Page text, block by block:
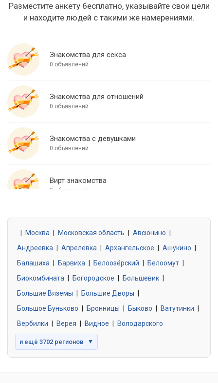
Разместите анкету бесплатно, указывайте свои цели
и находите людей с такими же намерениями.
Знакомства для секса
0 объявлений
Знакомства для отношений
0 объявлений
Знакомства с девушками
0 объявлений
Вирт знакомства
0 объявлений
0 объявлений
Знакомства без обязательств
0 объявлений
Москва Московская область Авсюнино
Андреевка
Апрелевка Архангельское Ашукино
Балашиха
Барвиха Белоозёрский Белоомут
Биокомбината
Богородское Большевик
Большие Вяземы
Большие Дворы
Большое Буньково
Бронницы Быково Ватутинки
Вербилки
Верея Видное Володарского
и ещё 3702 регионов ▼